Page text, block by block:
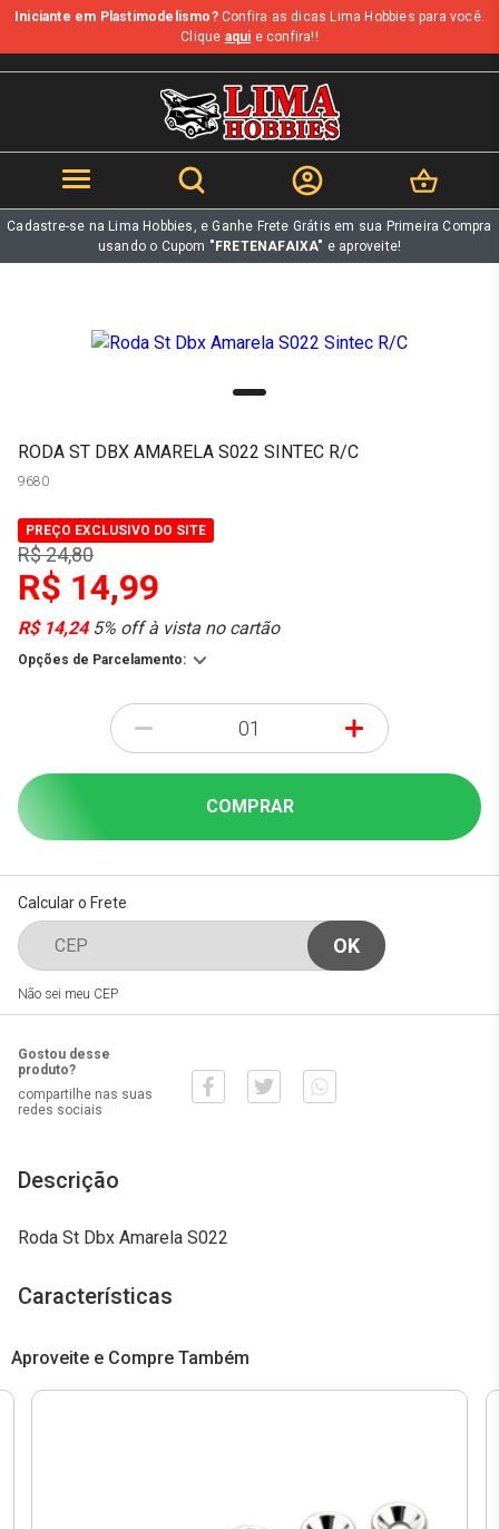
b
Iniciante em Plastimodelismo?Confira as dicas Lima Hobbies para você.
Clique aqui e confira!!
Cadastre-se na Lima Hobbies, e Ganhe Frete Grátis em sua Primeira Compra
usando o Cupom "FRETENAFAIXA" e aproveite!
RODA ST DBX AMARELA S022 SINTEC R/C
9680
PREÇO EXCLUSIVO DO SITE
R$ 24,80
R$ 14,99
R$ 14,245% off à vista no cartão
Opções de Parcelamento:
- +
COMPRAR
Calcular o Frete
Não sei meu CEP
Gostou desse
produto?
compartilhe nas suas
redes sociais
Descrição
Roda St Dbx Amarela S022
Características
Aproveite e Compre Também